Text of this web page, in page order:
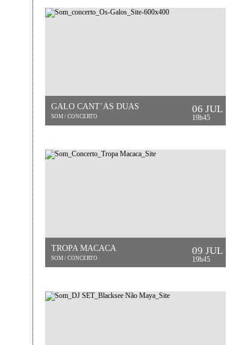
GALO CANT’ÀS DUAS
SOM / CONCERTO
06 JUL
19h45
TROPA MACACA
SOM / CONCERTO
09 JUL
19h45